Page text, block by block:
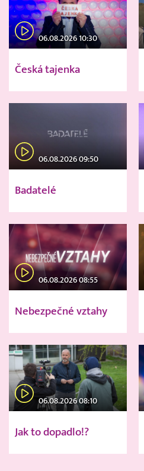
06.08.2026 10:30
Česká tajenka
06.08.2026 09:50
Badatelé
06.08.2026 08:55
Nebezpečné vztahy
06.08.2026 08:10
Jak to dopadlo!?